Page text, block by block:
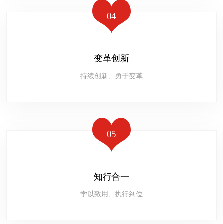
04
变革创新
持续创新、勇于变革
05
知行合一
学以致用、执行到位